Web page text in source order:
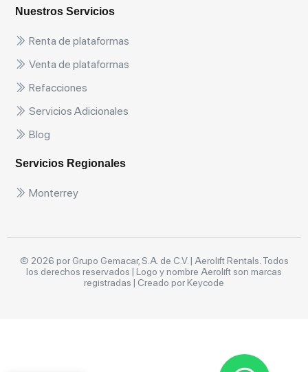
Nuestros Servicios
Renta de plataformas
Venta de plataformas
Refacciones
Servicios Adicionales
Blog
Servicios Regionales
Monterrey
© 2026 por Grupo Gemacar, S.A. de C.V. | Aerolift Rentals. Todos
los derechos reservados | Logo y nombre Aerolift son marcas
registradas | Creado por Keycode